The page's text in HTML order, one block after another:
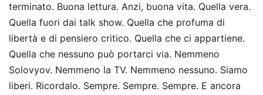
terminato. Buona lettura. Anzi, buona vita. Quella vera.
Quella fuori dai talk show. Quella che profuma di
libertà e di pensiero critico. Quella che ci appartiene.
Quella che nessuno può portarci via. Nemmeno
Solovyov. Nemmeno la TV. Nemmeno nessuno. Siamo
liberi. Ricordalo. Sempre. Sempre. Sempre. E ancora